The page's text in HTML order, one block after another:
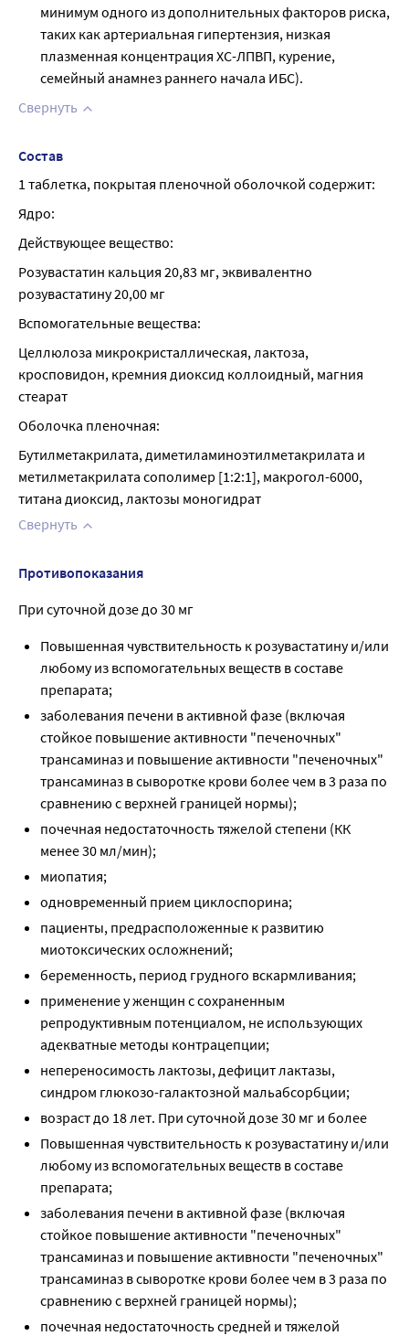
минимум одного из дополнительных факторов риска,
таких как артериальная гипертензия, низкая
плазменная концентрация ХС-ЛПВП, курение,
семейный анамнез раннего начала ИБС).
Свернуть
Состав
1 таблетка, покрытая пленочной оболочкой содержит:
Ядро:
Действующее вещество:
Розувастатин кальция 20,83 мг, эквивалентно
розувастатину 20,00 мг
Вспомогательные вещества:
Целлюлоза микрокристаллическая, лактоза,
кросповидон, кремния диоксид коллоидный, магния
стеарат
Оболочка пленочная:
Бутилметакрилата, диметиламиноэтилметакрилата и
метилметакрилата сополимер [1:2:1], макрогол-6000,
титана диоксид, лактозы моногидрат
Свернуть
Противопоказания
При суточной дозе до 30 мг
Повышенная чувствительность к розувастатину и/или
любому из вспомогательных веществ в составе
препарата;
заболевания печени в активной фазе (включая
стойкое повышение активности "печеночных"
трансаминаз и повышение активности "печеночных"
трансаминаз в сыворотке крови более чем в 3 раза по
сравнению с верхней границей нормы);
почечная недостаточность тяжелой степени (КК
менее 30 мл/мин);
миопатия;
одновременный прием циклоспорина;
пациенты, предрасположенные к развитию
миотоксических осложнений;
беременность, период грудного вскармливания;
применение у женщин с сохраненным
репродуктивным потенциалом, не использующих
адекватные методы контрацепции;
непереносимость лактозы, дефицит лактазы,
синдром глюкозо-галактозной мальабсорбции;
возраст до 18 лет. При суточной дозе 30 мг и более
Повышенная чувствительность к розувастатину и/или
любому из вспомогательных веществ в составе
препарата;
заболевания печени в активной фазе (включая
стойкое повышение активности "печеночных"
трансаминаз и повышение активности "печеночных"
трансаминаз в сыворотке крови более чем в 3 раза по
сравнению с верхней границей нормы);
почечная недостаточность средней и тяжелой